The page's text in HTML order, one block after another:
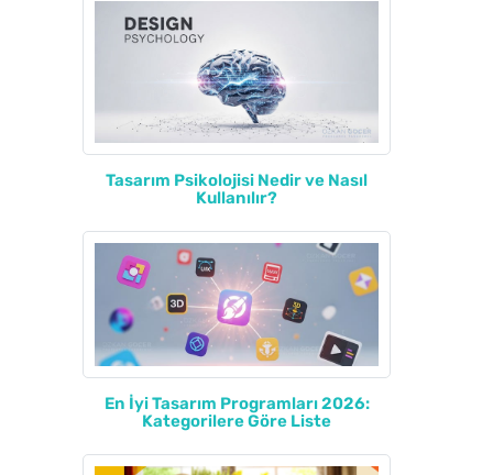
Tasarım Psikolojisi Nedir ve Nasıl
Kullanılır?
En İyi Tasarım Programları 2026:
Kategorilere Göre Liste